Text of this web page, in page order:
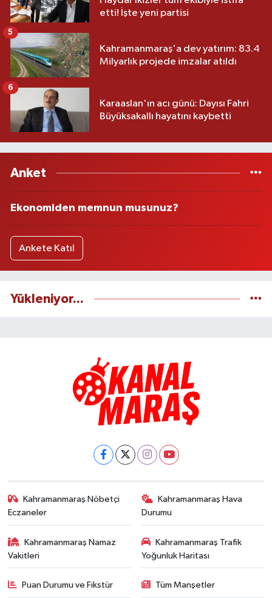
etti! İşte yeni partisi
Kahramanmaraş'a dev yatırım: 83.4
Milyarlık projede imzalar atıldı
5
Karaaslan'ın acı günü: Dayısı Fahri
Büyüksakallı hayatını kaybetti
6
Anket
Ekonomiden memnun musunuz?
Ankete Katıl
Yükleniyor...
Kahramanmaraş Nöbetçi
Eczaneler
Kahramanmaraş Hava
Durumu
Kahramanmaraş Namaz
Vakitleri
Kahramanmaraş Trafik
Yoğunluk Haritası
Puan Durumu ve Fikstür Tüm Manşetler